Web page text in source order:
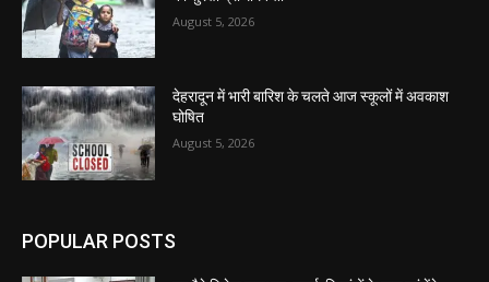
August 5, 2026
देहरादून में भारी बारिश के चलते आज स्कूलों में अवकाश
घोषित
August 5, 2026
POPULAR POSTS